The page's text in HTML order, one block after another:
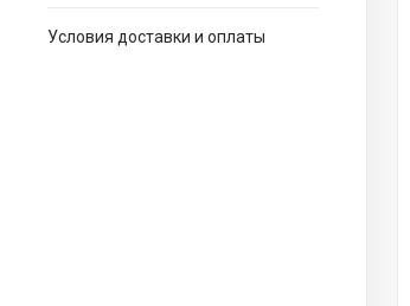
Условия доставки и оплаты